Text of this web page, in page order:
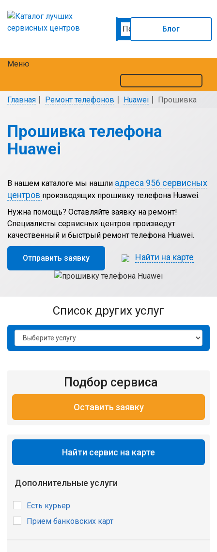
Блог
Меню
Главная Ремонт телефонов Huawei Прошивка
Прошивка телефона
Huawei
В нашем каталоге мы нашли адреса 956 сервисных
центров производящих прошивку телефона Huawei.
Нужна помощь? Оставляйте заявку на ремонт!
Специалисты сервисных центров произведут
качественный и быстрый ремонт телефона Huawei.
Отправить заявку Найти на карте
список других услуг
Подбор сервиса
Оставить заявку
Найти сервис на карте
Дополнительные услуги
Есть курьер
Прием банковских карт